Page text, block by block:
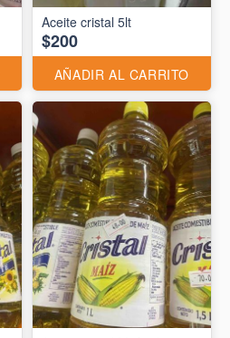
Aceite cristal 5lt
$200
AÑADIR AL CARRITO